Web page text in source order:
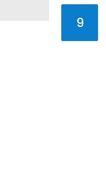
9